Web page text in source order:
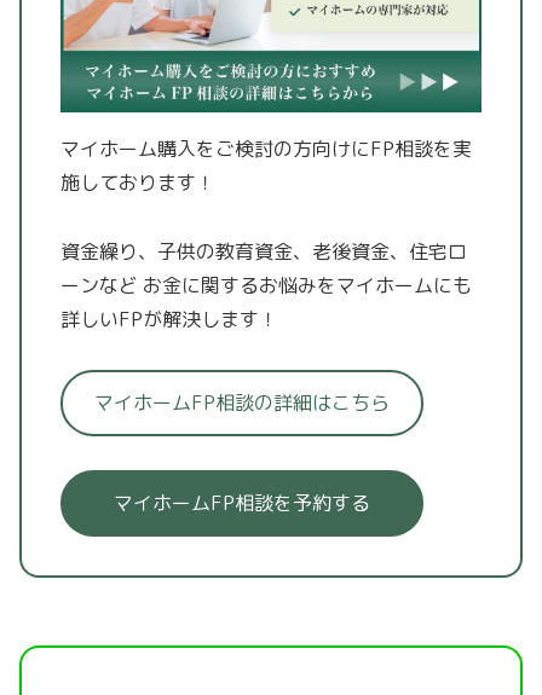
マイホーム購入をご検討の方向けにFP相談を実
施しております！
資金繰り、子供の教育資金、老後資金、住宅ロ
ーンなど お金に関するお悩みをマイホームにも
詳しいFPが解決します！
マイホームFP相談の詳細はこちら
マイホームFP相談を予約する